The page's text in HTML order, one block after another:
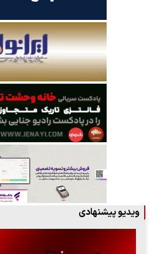
ویدیو پیشنهادی